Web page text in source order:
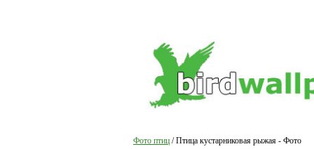
Фото птиц / Птица кустарниковая рыжая - Фото